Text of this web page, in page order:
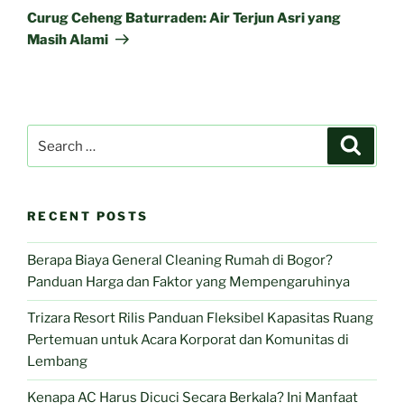
Post
Curug Ceheng Baturraden: Air Terjun Asri yang
Masih Alami
for:
RECENT POSTS
Berapa Biaya General Cleaning Rumah di Bogor?
Panduan Harga dan Faktor yang Mempengaruhinya
Trizara Resort Rilis Panduan Fleksibel Kapasitas Ruang
Pertemuan untuk Acara Korporat dan Komunitas di
Lembang
Kenapa AC Harus Dicuci Secara Berkala? Ini Manfaat